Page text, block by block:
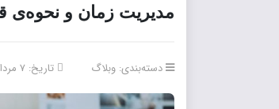
مدیریت زمان و نحوه‌ی
دسته‌بندی: وبلاگ تاریخ: 7 مرداد 1400